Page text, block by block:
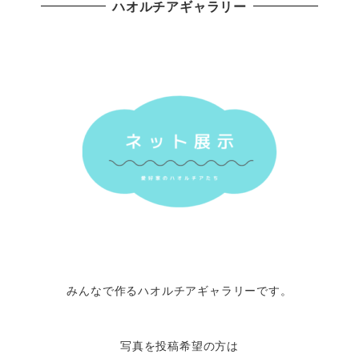
ハオルチアギャラリー
みんなで作るハオルチアギャラリーです。
写真を投稿希望の方は